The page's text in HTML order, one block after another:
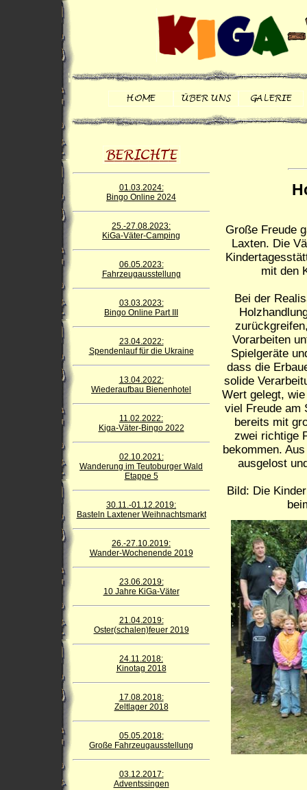
01.03.2024:
Bingo Online 2024
25.-27.08.2023:
KiGa-Väter-Camping
06.05.2023:
Fahrzeugausstellung
03.03.2023:
Bingo Online Part III
23.04.2022:
Spendenlauf für die Ukraine
13.04.2022:
Wiederaufbau Bienenhotel
11.02.2022:
Kiga-Väter-Bingo 2022
02.10.2021:
Wanderung im Teutoburger Wald
Etappe 5
30.11.-01.12.2019:
Basteln Laxtener Weihnachtsmarkt
26.-27.10.2019:
Wander-Wochenende 2019
23.06.2019:
10 Jahre KiGa-Väter
21.04.2019:
Oster(schalen)feuer 2019
24.11.2018:
Kinotag 2018
17.08.2018:
Zeltlager 2018
05.05.2018:
Große Fahrzeugausstellung
03.12.2017:
Adventssingen
Große Freude
Laxten. Die
mit den
Bei der
Vorarbeiten
Spielgeräte
dass die
solide
Wert gelegt,
viel Freude am
bereits mit
zwei richtige
bekommen.
ausgelost
Bild: Die